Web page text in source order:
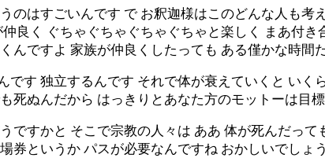
のはすごいんです で お釈迦様はこのどんな人も
良く ぐちゃぐちゃぐちゃぐちゃと楽しく まあ付
んですよ 家族が仲良くしたっても ある僅かな時間
です 独立するんです それで体が衰えていくと い
死ぬんだから はっきりとあなた方のモットーは目
ですかと そこで宗教の人々は ああ 体が死んだっ
券というか パスが必要なんですね おかしいでし